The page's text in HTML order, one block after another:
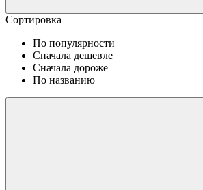
Сортировка
По популярности
Сначала дешевле
Сначала дороже
По названию